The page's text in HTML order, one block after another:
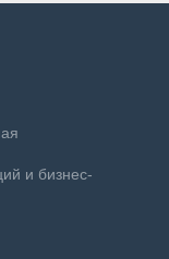
и бизнес-